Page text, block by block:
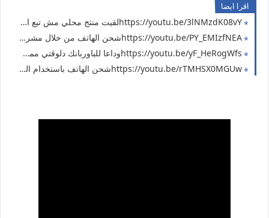
اقرا ايضا
https://youtu.be/3lNMzdK08vYلقيت منتج محلي مش تبع المقاطعة والستيم بتاعه قوي لدرجة انه ممكن يشحن الهاتف (حل مشكلة الكهرباء 15)
https://youtu.be/PY_EMIzfNEAشحن الهاتف من خلال مشروب شعير فيروز ( منتج محلي مش تبع المقاطعة ) حل مشكلة انقطاع الكهرباء 14
https://youtu.be/yF_HeRogWfsوداعا للباوربانك دلوقتي ممكن تشحن موبايلك بالحجارة بطاريات قلم ( حل مشكلة انقطاع الكهرباء 13 )
https://youtu.be/rTMHSX0MGUwشحن الهاتف باستخدام الحجارة أو البطاريات القلم ( حل مشاكل انقطاع الكهرباء 12 )